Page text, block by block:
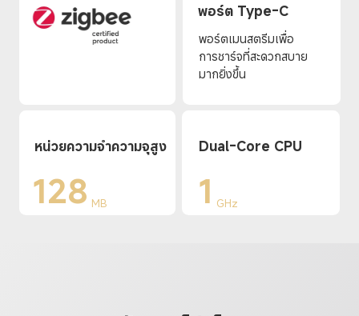
พอร์ต Type-C
พอร์ตเมนสตรีมเพื่อ
การชาร์จที่สะดวกสบาย
มากยิ่งขึ้น
หน่วยความจำความจุสูง
128 MB
Dual-Core CPU
1 GHz